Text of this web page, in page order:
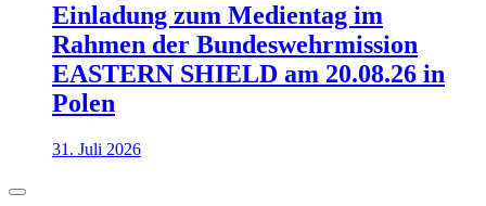
Einladung zum Medientag im
Rahmen der Bundeswehrmission
EASTERN SHIELD am 20.08.26 in
Polen
31. Juli 2026